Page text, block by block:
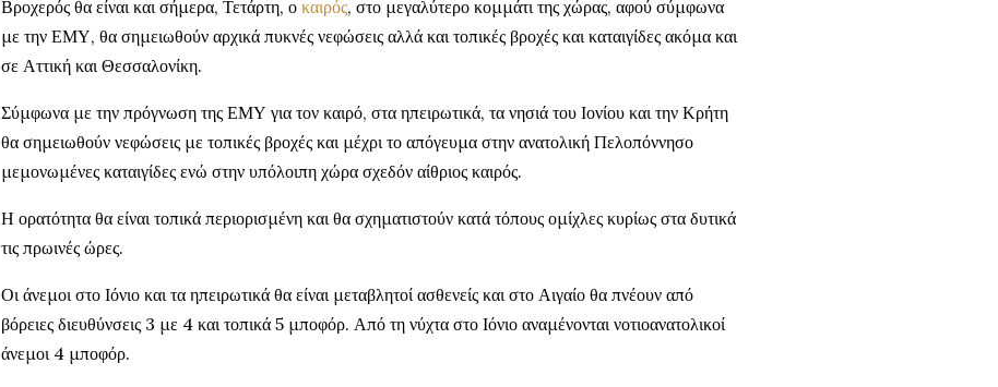
Βροχερός θα είναι και σήμερα, Τετάρτη, ο καιρός, στο μεγαλύτερο κομμάτι της χώρας, αφού σύμφωνα
με την ΕΜΥ, θα σημειωθούν αρχικά πυκνές νεφώσεις αλλά και τοπικές βροχές και καταιγίδες ακόμα και
σε Αττική και Θεσσαλονίκη.
Σύμφωνα με την πρόγνωση της ΕΜΥ για τον καιρό, στα ηπειρωτικά, τα νησιά του Ιονίου και την Κρήτη
θα σημειωθούν νεφώσεις με τοπικές βροχές και μέχρι το απόγευμα στην ανατολική Πελοπόννησο
μεμονωμένες καταιγίδες ενώ στην υπόλοιπη χώρα σχεδόν αίθριος καιρός.
Η ορατότητα θα είναι τοπικά περιορισμένη και θα σχηματιστούν κατά τόπους ομίχλες κυρίως στα δυτικά
τις πρωινές ώρες.
Οι άνεμοι στο Ιόνιο και τα ηπειρωτικά θα είναι μεταβλητοί ασθενείς και στο Αιγαίο θα πνέουν από
βόρειες διευθύνσεις 3 με 4 και τοπικά 5 μποφόρ. Από τη νύχτα στο Ιόνιο αναμένονται νοτιοανατολικοί
άνεμοι 4 μποφόρ.